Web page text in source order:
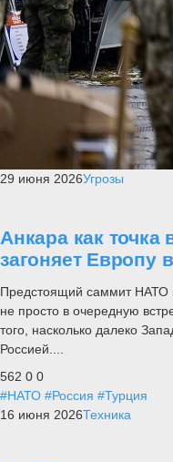
29 июня 2026Угрозы
Анкара как
загоняет Европу
Предстоящий саммит НАТО
не просто в очередную
того, насколько далеко
Россией....
562 0 0
#НАТО #Россия #Турция
16 июня 2026Техника